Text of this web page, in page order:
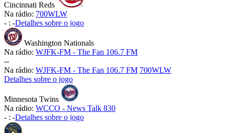
Cincinnati Reds
Na rádio: 700WLW
- : -Detalhes sobre o jogo
Washington Nationals
Na rádio: WJFK-FM - The Fan 106.7 FM
--
Na rádio: WJFK-FM - The Fan 106.7 FM 700WLW
Detalhes sobre o jogo
Minnesota Twins
Na rádio: WCCO - News Talk 830
- : -Detalhes sobre o jogo